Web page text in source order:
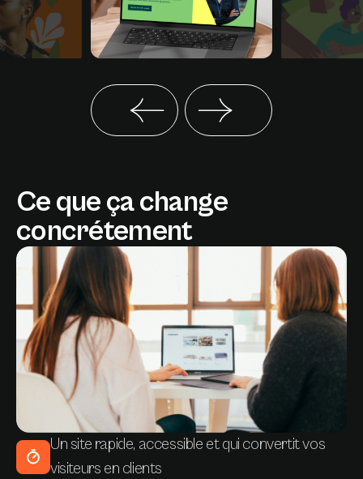
Ce que ça change
concrétement
Un site rapide, accessible et qui convertit vos
visiteurs en clients